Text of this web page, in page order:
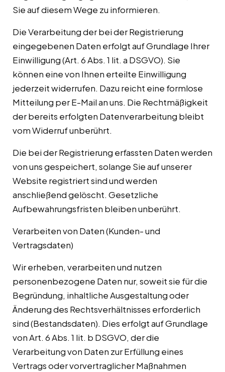
Sie auf diesem Wege zu informieren.
Die Verarbeitung der bei der Registrierung
eingegebenen Daten erfolgt auf Grundlage Ihrer
Einwilligung (Art. 6 Abs. 1 lit. a DSGVO). Sie
können eine von Ihnen erteilte Einwilligung
jederzeit widerrufen. Dazu reicht eine formlose
Mitteilung per E-Mail an uns. Die Rechtmäßigkeit
der bereits erfolgten Datenverarbeitung bleibt
vom Widerruf unberührt.
Die bei der Registrierung erfassten Daten werden
von uns gespeichert, solange Sie auf unserer
Website registriert sind und werden
anschließend gelöscht. Gesetzliche
Aufbewahrungsfristen bleiben unberührt.
Verarbeiten von Daten (Kunden- und
Vertragsdaten)
Wir erheben, verarbeiten und nutzen
personenbezogene Daten nur, soweit sie für die
Begründung, inhaltliche Ausgestaltung oder
Änderung des Rechtsverhältnisses erforderlich
sind (Bestandsdaten). Dies erfolgt auf Grundlage
von Art. 6 Abs. 1 lit. b DSGVO, der die
Verarbeitung von Daten zur Erfüllung eines
Vertrags oder vorvertraglicher Maßnahmen